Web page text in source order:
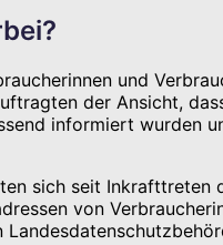
und
der Ansicht,
informiert wurden
sich seit Inkrafttreten
von